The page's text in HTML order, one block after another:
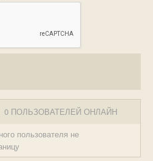
0 ПОЛЬЗОВАТЕЛЕЙ ОНЛАЙН
пользователя не